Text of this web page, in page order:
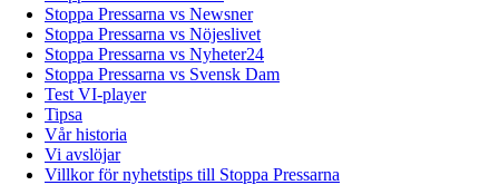
Stoppa Pressarna vs Newsner
Stoppa Pressarna vs Nöjeslivet
Stoppa Pressarna vs Nyheter24
Stoppa Pressarna vs Svensk Dam
Test VI-player
Tipsa
Vår historia
Vi avslöjar
Villkor för nyhetstips till Stoppa Pressarna